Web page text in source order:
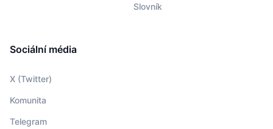
Slovník
Sociální média
X (Twitter)
Komunita
Telegram